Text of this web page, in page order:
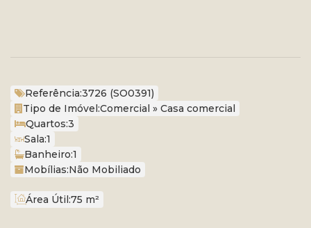
Referência:3726 (SO0391)
Tipo de Imóvel:Comercial » Casa comercial
Quartos:3
Sala:1
Banheiro:1
Mobílias:Não Mobiliado
Área Útil:75 m²